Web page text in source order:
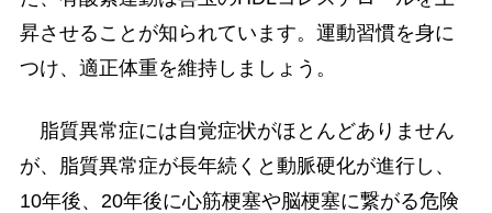
昇させることが知られています。運動習慣を身に
つけ、適正体重を維持しましょう。
脂質異常症には自覚症状がほとんどありません
が、脂質異常症が長年続くと動脈硬化が進行し、
10年後、20年後に心筋梗塞や脳梗塞に繋がる危険